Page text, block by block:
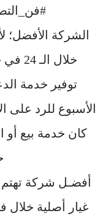
خلال الـ 24 في جميع محافظات السعودية.
توفير خدمة الدعم الفني المتاح طوال أيام
الأسبوع للرد على
كان خدمة بيع أو
غيار أصلية خلال